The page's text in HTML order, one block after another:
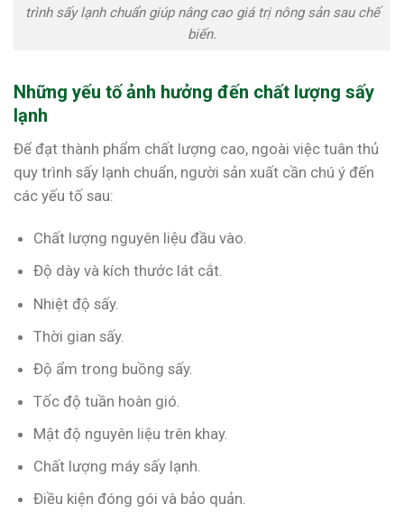
trình sấy lạnh chuẩn giúp nâng cao giá trị nông sản sau chế
biến.
Những yếu tố ảnh hưởng đến chất lượng sấy
lạnh
Để đạt thành phẩm chất lượng cao, ngoài việc tuân thủ
quy trình sấy lạnh chuẩn, người sản xuất cần chú ý đến
các yếu tố sau:
Chất lượng nguyên liệu đầu vào.
Độ dày và kích thước lát cắt.
Nhiệt độ sấy.
Thời gian sấy.
Độ ẩm trong buồng sấy.
Tốc độ tuần hoàn gió.
Mật độ nguyên liệu trên khay.
Chất lượng máy sấy lạnh.
Điều kiện đóng gói và bảo quản.